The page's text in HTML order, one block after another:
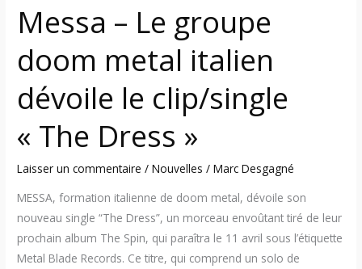
Messa – Le groupe
doom metal italien
dévoile le clip/single
« The Dress »
Laisser un commentaire /Nouvelles /Marc Desgagné
MESSA, formation italienne de doom metal, dévoile son
nouveau single “The Dress”, un morceau envoûtant tiré de leur
prochain album The Spin, qui paraîtra le 11 avril sous l’étiquette
Metal Blade Records. Ce titre, qui comprend un solo de